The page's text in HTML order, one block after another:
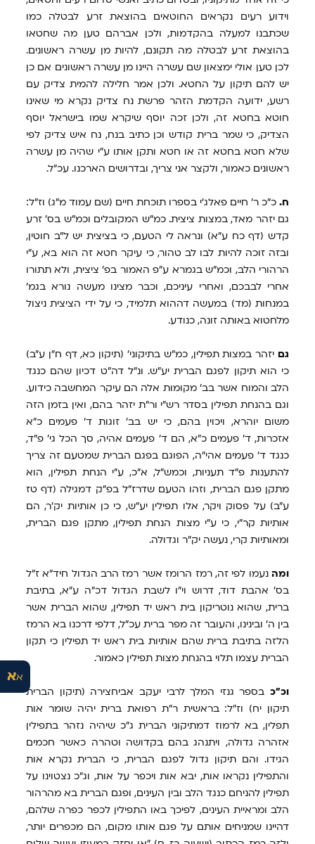
אא
וידוע רעים נקראים החוטאים בהוצאת זרע לבטלה כמו
שכתבנו למעלה בהקדמות, ולכן אברהם טען מה שחטאו
בהוצאת זרע לבטלה מה תקונם, להיות מן עשרה ראשונים.
לכן טען אולי ימצאון שם עשרה היינו מן עשרה ראשונים אם כן
יש להם תיקון על החטא. ולכן אמר חלילה להמית צדיק עם
רשע, ידועה הקדמת הזהר פרשת נח צדיק נקרא מי שאינו
חוטא בחטא זה, ולכן זכה יוסף שיקרא שמו בישראל יוסף
הצדיק, כי שמר ברית קודש וכן כתיב בנח, נח איש צדיק לפי
שלא חטא בחטא זה או חטא ותקן אותו ע"י שהיה מן עשרה
ראשונים כאמור, ולקצר אני צריך, ובדרושים הארכנו. עכ"ל.
ח. כ"כ ר' חיים פאלג'י בספרו תוכחת חיים (שם עמוד מ"ג) וז"ל:
גם יזהר מאד, במצות ציצית. כמ"ש המקובלים וכמ"ש בס' זרע
קדש (דף כח ע"א) ונראה לי הטעם, כי בציצית יש ל"ב חוטין,
ובזה זוכה להיות לבו לב טהור, כי עיקר חטא זה הוא בא, ע"י
הרהורי הלב, וכמ"ש בגמרא ע"פ האמור בפ' ציצית, ולא תתורו
אחרי לבבכם, ואחרי עיניכם, וכבר מצינו מעשה נורא בגמ'
במנחות (מד) במעשה דההוא תלמיד, כי על ידי הציצית ניצול
מלחטוא באותה זונה, כנודע.
גם יזהר במצות תפילין, כמ"ש בתיקוני' (תיקון כא, דף ח"ן ע"ב)
כי הוא תיקון לפגם הברית יע"ש. ונ"ל דה"ט דכיון שהם כנגד
הלב והמוח אשר בב' מקומות אלה הם עיקר המחשבה כידוע.
וגם בהנחת תפילין בסדר רש"י ור"ת יזהר בהם, ואין בזמן הזה
משום יוהרא, ויכוין בהם, כי יש בב' זוגות ד' פעמים כ"א
אזכרות, ד' פעמים כ"א, הם ד' פעמים אהיה, סך הכל גי' פ"ד,
כנגד ד' פעמים אהי"ה, הפוגם בפגם הברית שמטעם זה צריך
להתענות פ"ד תעניות, וכמש"ל, א"כ, ע"י הנחת תפילין, הוא
מתקן פגם הברית, וזהו הטעם שדרז"ל בפ"ק דמגילה (דף טז
ע"ב) על פסוק ויקר, אלו תפילין יע"ש, כי כן אותיות יק'ר, הם
אותיות קר"י, כי ע"י מצות הנחת תפילין, מתקן פגם הברית,
ומאותיות קרי, נעשה יק"ר וגדולה.
ומה נעמו לפי זה, רמז הרומז אשר רמז הרב הגדול חיד"א ז"ל
בס' אהבת דוד, דרוש וי"ו לשבת הגדול דכ"ה ע"א, בתיבת
ברית, שהוא נוטריקון בית ראש יד תפילין, שהוא הברית אשר
בין ה' ובינינו, והעובר זה מפר ברית עכ"ל, דלפי דרכנו בא הרמז
הלזה בתיבת ברית שהם אותיות בית ראש יד תפילין כי תקון
הברית עצמו תלוי בהנחת מצות תפילין כאמור.
וכ"כ בספר גנזי המלך לרבי יעקב אביחצירה (תיקון הברית
תיקון יח) וז"ל: בראשית ר"ת רפואת ברית יהיה שומר אות
תפלין, בא לרמוז דמתיקוני הברית ג"כ שיהיה נזהר בתפילין
אזהרה גדולה, ויתנהג בהם בקדושה וטהרה כאשר חכמים
הגידו. והם תיקון גדול לפגם הברית, כי הברית נקרא אות
והתפילין נקראו אות, יבא אות ויכפר על אות, וג"כ נצטוינו על
תפילין להניחם כנגד הלב ובין העינים, ופגם הברית בא מהרהור
הלב ומראיית העינים, לפיכך באו התפילין לכפר כפרה שלהם,
דהיינו שמניחים אותם על פגם אותו מקום, הם מכפרים יותר,